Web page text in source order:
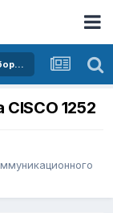
Покупка и продажа телекоммуникационного оборудования
1252